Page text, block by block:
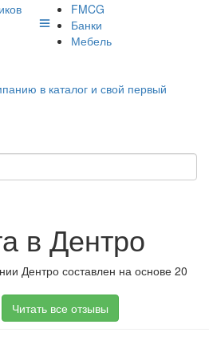
FMCG
Банки
Мебель
в каталог и свой первый
в Дентро
Дентро составлен на основе 20
Читать все отзывы